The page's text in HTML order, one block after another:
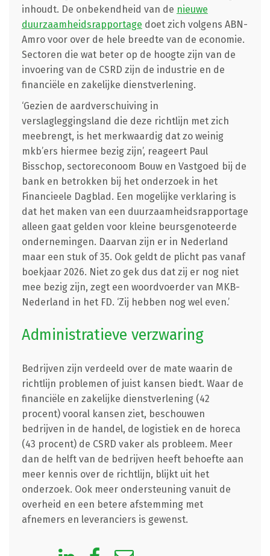
inhoudt. De onbekendheid van de nieuwe
duurzaamheidsrapportage doet zich volgens ABN-
Amro voor over de hele breedte van de economie.
Sectoren die wat beter op de hoogte zijn van de
invoering van de CSRD zijn de industrie en de
financiële en zakelijke dienstverlening.
‘Gezien de aardverschuiving in
verslagleggingsland die deze richtlijn met zich
meebrengt, is het merkwaardig dat zo weinig
mkb’ers hiermee bezig zijn’, reageert Paul
Bisschop, sectoreconoom Bouw en Vastgoed bij de
bank en betrokken bij het onderzoek in het
Financieele Dagblad. Een mogelijke verklaring is
dat het maken van een duurzaamheidsrapportage
alleen gaat gelden voor kleine beursgenoteerde
ondernemingen. Daarvan zijn er in Nederland
maar een stuk of 35. Ook geldt de plicht pas vanaf
boekjaar 2026. Niet zo gek dus dat zij er nog niet
mee bezig zijn, zegt een woordvoerder van MKB-
Nederland in het FD. ‘Zij hebben nog wel even.’
Administratieve verzwaring
Bedrijven zijn verdeeld over de mate waarin de
richtlijn problemen of juist kansen biedt. Waar de
financiële en zakelijke dienstverlening (42
procent) vooral kansen ziet, beschouwen
bedrijven in de handel, de logistiek en de horeca
(43 procent) de CSRD vaker als probleem. Meer
dan de helft van de bedrijven heeft behoefte aan
meer kennis over de richtlijn, blijkt uit het
onderzoek. Ook meer ondersteuning vanuit de
overheid en een betere afstemming met
afnemers en leveranciers is gewenst.